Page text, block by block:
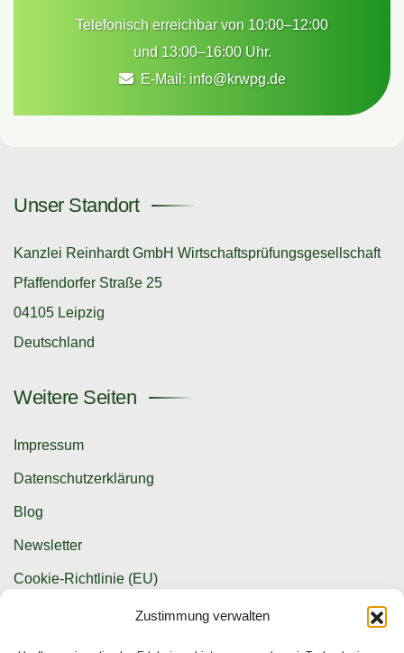
Zustimmung verwalten
Telefonisch erreichbar von 10:00–12:00
und 13:00–16:00 Uhr.
E-Mail: info@krwpg.de
Unser Standort
Kanzlei Reinhardt GmbH Wirtschaftsprüfungsgesellschaft
Pfaffendorfer Straße 25
04105 Leipzig
Deutschland
Weitere Seiten
Impressum
Datenschutzerklärung
Blog
Newsletter
Cookie-Richtlinie (EU)